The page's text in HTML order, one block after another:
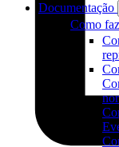
Documentação
Como